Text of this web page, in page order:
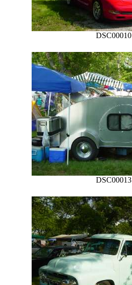
DSC00010
DSC00013